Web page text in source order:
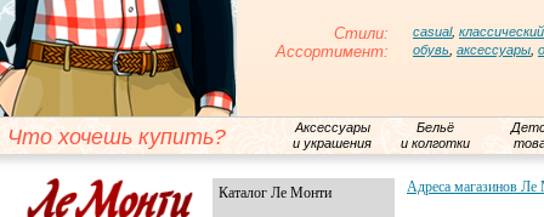
Стили: casual, классический
Ассортимент: обувь аксессуары
Что хочешь купить?
Аксессуары
и украшения
Бельё
и колготки
Каталог Ле Монти Адреса магазинов Ле